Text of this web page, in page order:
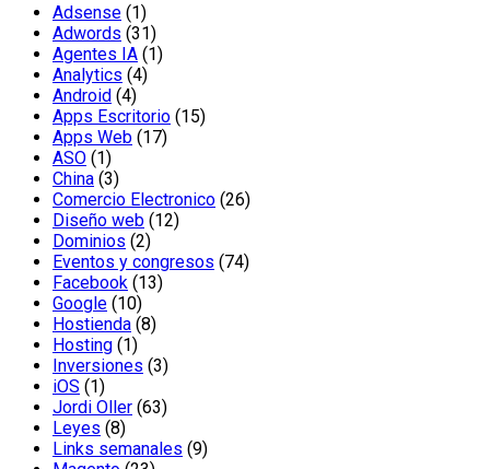
Adsense (1)
Adwords (31)
Agentes IA (1)
Analytics (4)
Android (4)
Apps Escritorio (15)
Apps Web (17)
ASO (1)
China (3)
Comercio Electronico (26)
Diseño web (12)
Dominios (2)
Eventos y congresos (74)
Facebook (13)
Google (10)
Hostienda (8)
Hosting (1)
Inversiones (3)
iOS (1)
Jordi Oller (63)
Leyes (8)
Links semanales (9)